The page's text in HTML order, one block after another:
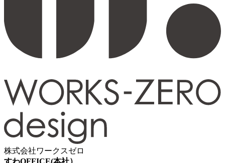
株式会社ワークスゼロ
すわOFFICE(本社）